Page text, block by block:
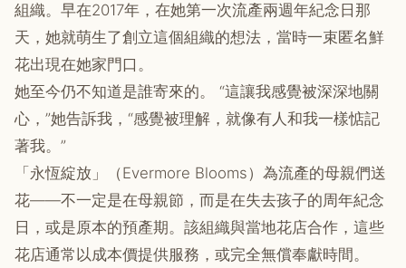
組織。早在2017年，在她第一次流產兩週年紀念日那
天，她就萌生了創立這個組織的想法，當時一束匿名鮮
花出現在她家門口。
她至今仍不知道是誰寄來的。 “這讓我感覺被深深地關
心，”她告訴我，“感覺被理解，就像有人和我一樣惦記
著我。”
「永恆綻放」（Evermore Blooms）為流產的母親們送
花——不一定是在母親節，而是在失去孩子的周年紀念
日，或是原本的預產期。該組織與當地花店合作，這些
花店通常以成本價提供服務，或完全無償奉獻時間。